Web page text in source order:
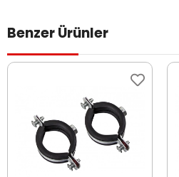
Benzer Ürünler